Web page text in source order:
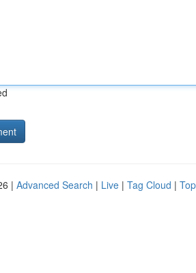
| Advanced Search | Live | Tag Cloud |